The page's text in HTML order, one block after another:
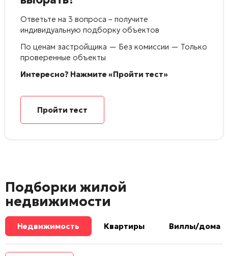
Ответьте на 3 вопроса – получите
индивидуальную подборку объектов
По ценам застройщика — Без комиссии — Только
проверенные объекты
Интересно? Нажмите «Пройти тест»
Пройти тест
Подборки жилой
недвижимости
Недвижимость Квартиры Виллы/дома